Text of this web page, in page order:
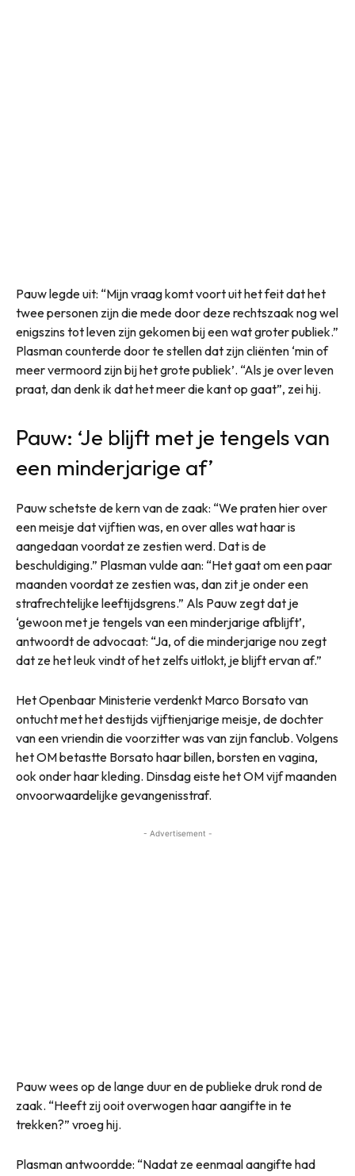
Pauw legde uit: “Mijn vraag komt voort uit het feit dat het
twee personen zijn die mede door deze rechtszaak nog wel
enigszins tot leven zijn gekomen bij een wat groter publiek.”
Plasman counterde door te stellen dat zijn cliënten ‘min of
meer vermoord zijn bij het grote publiek’. “Als je over leven
praat, dan denk ik dat het meer die kant op gaat”, zei hij.
Pauw: ‘Je blijft met je tengels van
een minderjarige af’
Pauw schetste de kern van de zaak: “We praten hier over
een meisje dat vijftien was, en over alles wat haar is
aangedaan voordat ze zestien werd. Dat is de
beschuldiging.” Plasman vulde aan: “Het gaat om een paar
maanden voordat ze zestien was, dan zit je onder een
strafrechtelijke leeftijdsgrens.” Als Pauw zegt dat je
‘gewoon met je tengels van een minderjarige afblijft’,
antwoordt de advocaat: “Ja, of die minderjarige nou zegt
dat ze het leuk vindt of het zelfs uitlokt, je blijft ervan af.”
Het Openbaar Ministerie verdenkt Marco Borsato van
ontucht met het destijds vijftienjarige meisje, de dochter
van een vriendin die voorzitter was van zijn fanclub. Volgens
het OM betastte Borsato haar billen, borsten en vagina,
ook onder haar kleding. Dinsdag eiste het OM vijf maanden
onvoorwaardelijke gevangenisstraf.
- Advertisement -
Pauw wees op de lange duur en de publieke druk rond de
zaak. “Heeft zij ooit overwogen haar aangifte in te
trekken?” vroeg hij.
Plasman antwoordde: “Nadat ze eenmaal aangifte had